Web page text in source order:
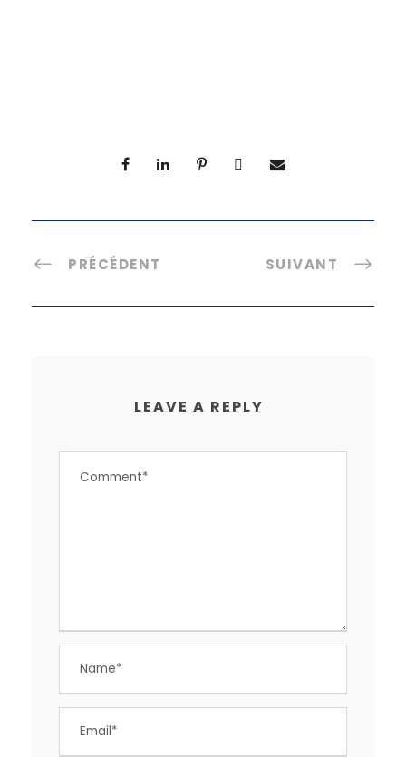
PRÉCÉDENT SUIVANT
LEAVE A REPLY